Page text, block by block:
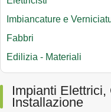
Imbiancature e
Fabbri
Edilizia - Materiali
Impianti
Installazione